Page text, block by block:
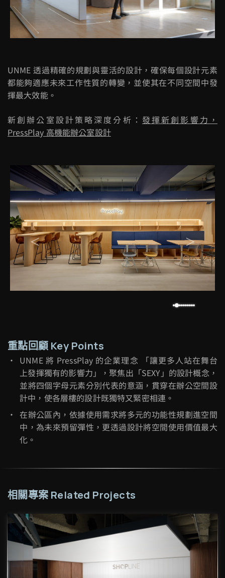
UNME透過精確的規劃與靈活的設計，確保每個設計元素
都能夠適應未來工作性質的轉變，並使其在不同空間中發
揮最大效能。
新創辦公室設計策略深度分析： 發揮新創影響力，
PressPlay 高機能辦公室設計
重點回顧 Key Points
UNME 將 PressPlay 的企業理念 「讓更多人站在舞台
上發揮獨有的影響力」，聚焦出「SEXY」的設計概念，
並將四個字母元素分別代表的意涵，貫穿在辦公空間設
計中，使各層樓的設計既獨特又緊密相連。
在辦公區內，依據使用需求將多元的功能性規劃進空間
中，為未來預留彈性，更透過設計將空間使用價值最大
化。
相關專案 Related Projects